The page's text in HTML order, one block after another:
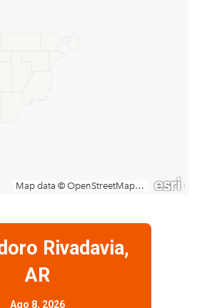
Rivadavia,
AR
Ago 8, 2026